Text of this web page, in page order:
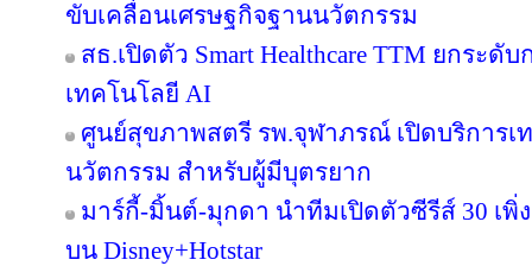
ขับเคลื่อนเศรษฐกิจฐานนวัตกรรม
สธ.เปิดตัว Smart Healthcare TTM ยกระ
เทคโนโลยี AI
ศูนย์สุขภาพสตรี รพ.จุฬาภรณ์ เปิดบริการเ
นวัตกรรม สำหรับผู้มีบุตรยาก
มาร์กี้-มิ้นต์-มุกดา นำทีมเปิดตัวซีรีส์ 30 เพิ่
บน Disney+Hotstar